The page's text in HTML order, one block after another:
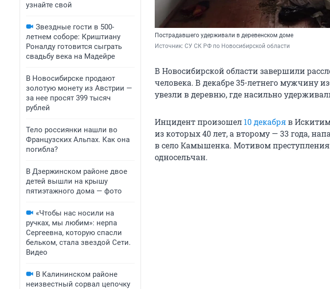
узнайте свой
Звездные гости в 500-
летнем соборе: Криштиану
Роналду готовится сыграть
свадьбу века на Мадейре
В Новосибирске продают
золотую монету из Австрии —
за нее просят 399 тысяч
рублей
Тело россиянки нашли во
Французских Альпах. Как она
погибла?
В Дзержинском районе двое
детей вышли на крышу
пятиэтажного дома — фото
«Чтобы нас носили на
ручках, мы любим»: нерпа
Сергеевна, которую спасли
бельком, стала звездой Сети.
Видео
В Калининском районе
неизвестный сорвал цепочку
Пострадавшего удерживали в деревенском доме
Источник: СУ СК РФ по Новосибирской области
В Новосибирской области завершили
человека. В декабре 35-летнего мужчину
увезли в деревню, где насильно
Инцидент произошел 10 декабряв
из которых 40 лет, а второму — 33 года,
в село Камышенка. Мотивом
односельчан.